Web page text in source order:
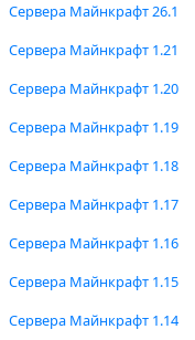
Сервера Майнкрафт 26.1
Сервера Майнкрафт 1.21
Сервера Майнкрафт 1.20
Сервера Майнкрафт 1.19
Сервера Майнкрафт 1.18
Сервера Майнкрафт 1.17
Сервера Майнкрафт 1.16
Сервера Майнкрафт 1.15
Сервера Майнкрафт 1.14